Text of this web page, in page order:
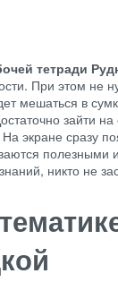
тетради
При этом не
мешаться в
зайти
экране сразу
полезными
никто не